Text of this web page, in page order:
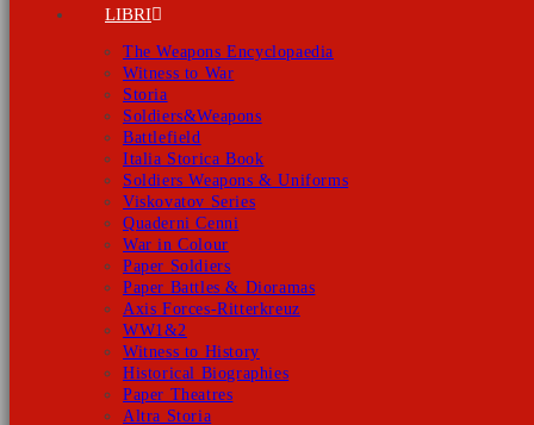
LIBRI
The Weapons Encyclopaedia
Witness to War
Storia
Soldiers&Weapons
Battlefield
Italia Storica Book
Soldiers Weapons & Uniforms
Viskovatov Series
Quaderni Cenni
War in Colour
Paper Soldiers
Paper Battles & Dioramas
Axis Forces-Ritterkreuz
WW1&2
Witness to History
Historical Biographies
Paper Theatres
Altra Storia